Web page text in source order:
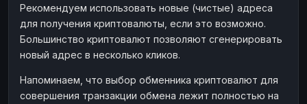
Рекомендуем использовать новые (чистые) адреса
для получения криптовалюты, если это возможно.
Большинство криптовалют позволяют сгенерировать
новый адрес в несколько кликов.
Напоминаем, что выбор обменника криптовалют для
совершения транзакции обмена лежит полностью на